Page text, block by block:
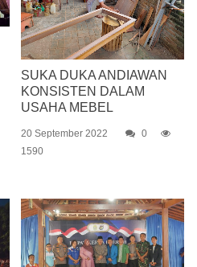
SUKA DUKA ANDIAWAN
KONSISTEN DALAM
USAHA MEBEL
20 September 2022
0
1590